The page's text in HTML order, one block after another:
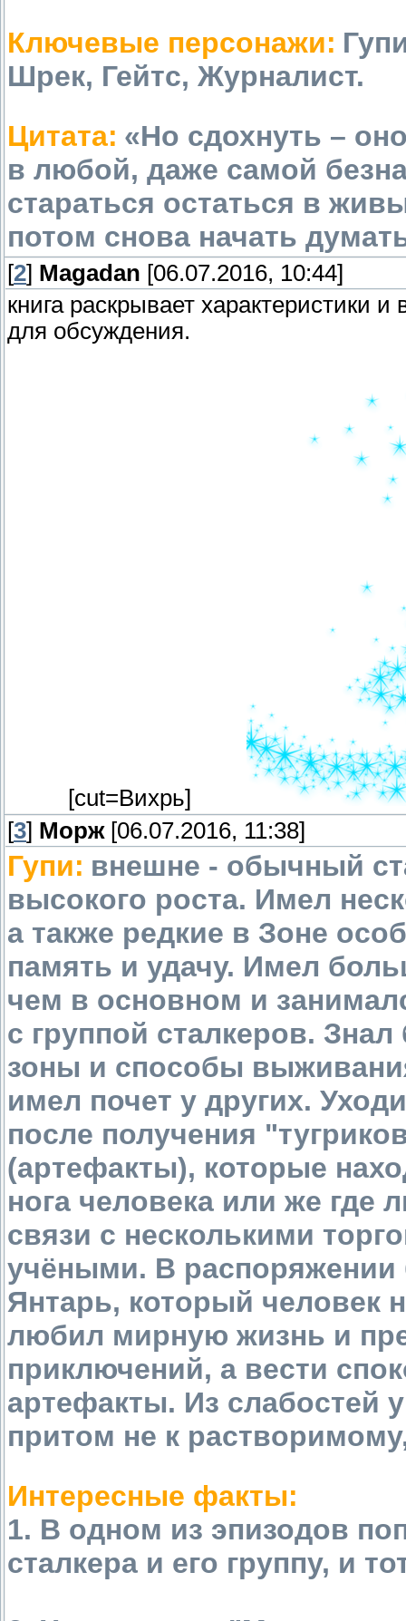
Ключевые персонажи:
Шрек, Гейтс, Журналист.
Цитата: «Но сдохнуть –
в любой, даже самой
стараться остаться в
потом снова начать
[2] Magadan [06.07.2016, 10:44]
книга раскрывает характеристики
для обсуждения.
[cut=Вихрь]
[3] Морж[06.07.2016, 11:38]
Гупи: внешне - обычный
высокого роста. Имел
а также редкие в Зоне
память и удачу. Имел
чем в основном и
с группой сталкеров.
зоны и способы
имел почет у других.
после получения
(артефакты), которые
нога человека или же
связи с несколькими
учёными. В распоряжении
Янтарь, который человек
любил мирную жизнь и
приключений, а вести
артефакты. Из слабостей
притом не к
Интересные факты:
1. В одном из эпизодов
сталкера и его группу, и